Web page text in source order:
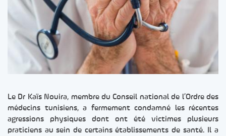
Le Dr Kaïs Nouira, membre du Conseil national de l’Ordre des
médecins tunisiens, a fermement condamné les récentes
agressions physiques dont ont été victimes plusieurs
praticiens au sein de certains établissements de santé. Il a